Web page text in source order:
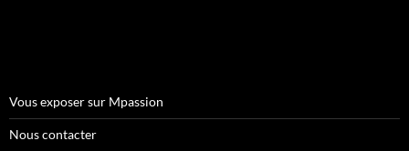
Vous exposer sur Mpassion
Nous contacter